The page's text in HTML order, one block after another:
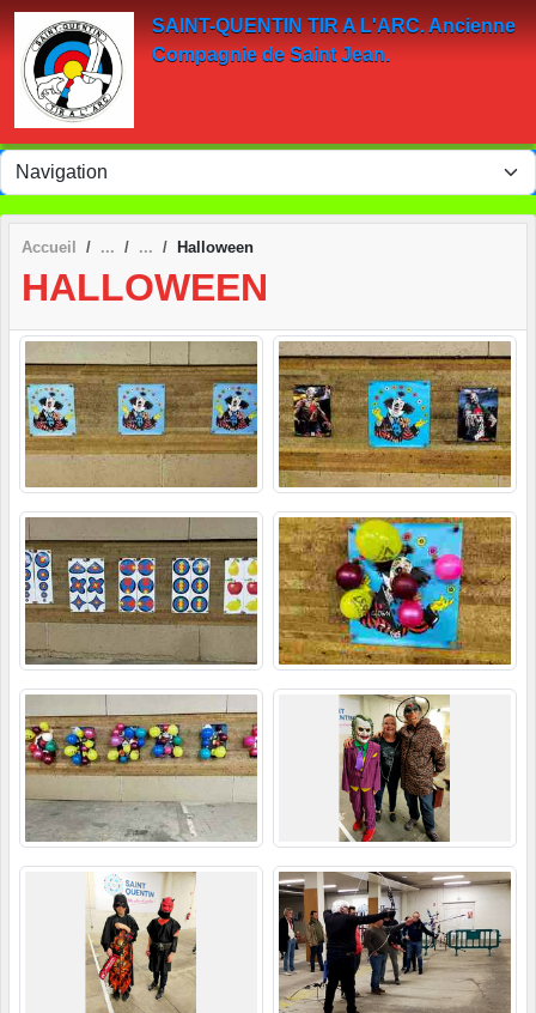
SAINT-QUENTIN TIR A L'ARC. Ancienne
Compagnie de Saint Jean.
Accueil Halloween
HALLOWEEN
Panneau de gestion des cookies